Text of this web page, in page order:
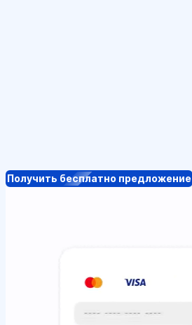
Получить бесплатно предложение